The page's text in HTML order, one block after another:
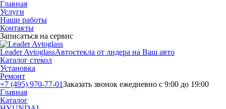
Главная
Услуги
Наши работы
Контакты
Записаться на сервис
Leader AvtoglassАвтостекла от лидера на Ваш авто
Каталог стекол
Установка
Ремонт
+7 (495) 970-77-01Заказать звонок ежедневно с 9:00 до 19:00
Главная
Каталог